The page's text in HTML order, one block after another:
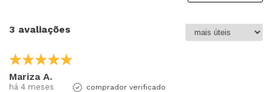
3 avaliações
Mariza A.
há 4 meses comprador verificado